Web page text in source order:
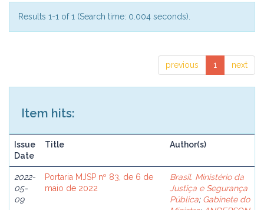
Results 1-1 of 1 (Search time: 0.004 seconds).
previous 1 next
Item hits:
Issue
Date
Title Author(s)
2022-
05-
09
Portaria MJSP nº 83, de 6 de
maio de 2022
Brasil. Ministério da
Justiça e Segurança
Pública; Gabinete do